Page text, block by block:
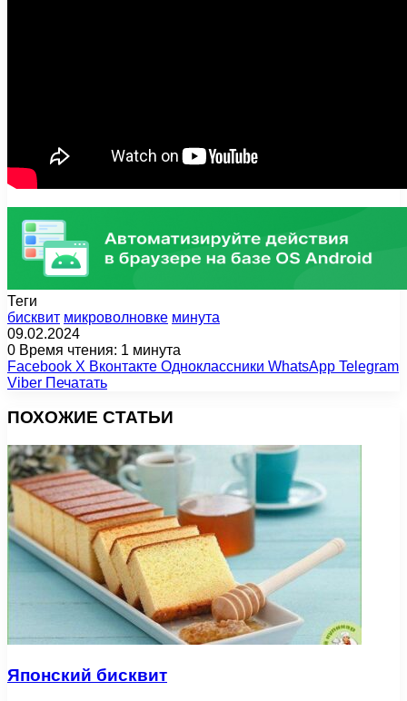
Теги
бисквит микроволновке минута
09.02.2024
0 Время чтения: 1 минута
Facebook X Вконтакте Одноклассники WhatsApp Telegram
Viber Печатать
ПОХОЖИЕ СТАТЬИ
Японский бисквит